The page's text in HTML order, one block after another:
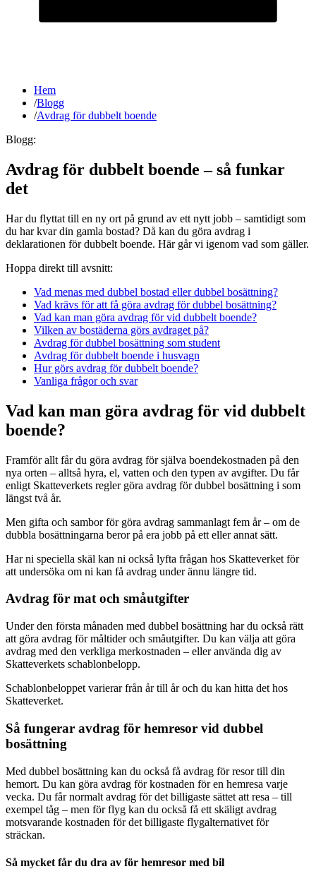
Hem
/Blogg
/Avdrag för dubbelt boende
Blogg:
Avdrag för dubbelt boende – så funkar
det
Har du flyttat till en ny ort på grund av ett nytt jobb – samtidigt som
du har kvar din gamla bostad? Då kan du göra avdrag i
deklarationen för dubbelt boende. Här går vi igenom vad som gäller.
Hoppa direkt till avsnitt:
Vad menas med dubbel bostad eller dubbel bosättning?
Vad krävs för att få göra avdrag för dubbel bosättning?
Vad kan man göra avdrag för vid dubbelt boende?
Vilken av bostäderna görs avdraget på?
Avdrag för dubbel bosättning som student
Avdrag för dubbelt boende i husvagn
Hur görs avdrag för dubbelt boende?
Vanliga frågor och svar
Vad kan man göra avdrag för vid dubbelt
boende?
Framför allt får du göra avdrag för själva boendekostnaden på den
nya orten – alltså hyra, el, vatten och den typen av avgifter. Du får
enligt Skatteverkets regler göra avdrag för dubbel bosättning i som
längst två år.
Men gifta och sambor för göra avdrag sammanlagt fem år – om de
dubbla bosättningarna beror på era jobb på ett eller annat sätt.
Har ni speciella skäl kan ni också lyfta frågan hos Skatteverket för
att undersöka om ni kan få avdrag under ännu längre tid.
Avdrag för mat och småutgifter
Under den första månaden med dubbel bosättning har du också rätt
att göra avdrag för måltider och småutgifter. Du kan välja att göra
avdrag med den verkliga merkostnaden – eller använda dig av
Skatteverkets schablonbelopp.
Schablonbeloppet varierar från år till år och du kan hitta det hos
Skatteverket.
Så fungerar avdrag för hemresor vid dubbel
bosättning
Med dubbel bosättning kan du också få avdrag för resor till din
hemort. Du kan göra avdrag för kostnaden för en hemresa varje
vecka. Du får normalt avdrag för det billigaste sättet att resa – till
exempel tåg – men för flyg kan du också få ett skäligt avdrag
motsvarande kostnaden för det billigaste flygalternativet för
sträckan.
Så mycket får du dra av för hemresor med bil